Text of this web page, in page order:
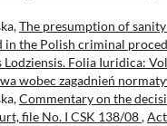
The presumption of
in the Polish criminal
Folia Iuridica:
wobec zagadnień
Commentary on the
file No. I CSK 138/08,